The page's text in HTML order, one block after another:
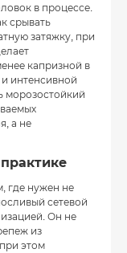
в процессе.
срывать
затяжку, при
капризной в
интенсивной
морозостойкий
а не
где нужен не
сетевой
Он не
из
этом